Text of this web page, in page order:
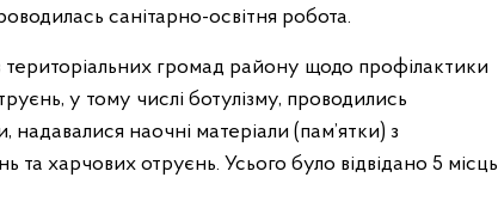
санітарно-освітня робота.
громад району щодо профілактики
у тому числі ботулізму, проводились
надавалися наочні матеріали (пам’ятки) з
харчових отруєнь. Усього було відвідано 5 місць